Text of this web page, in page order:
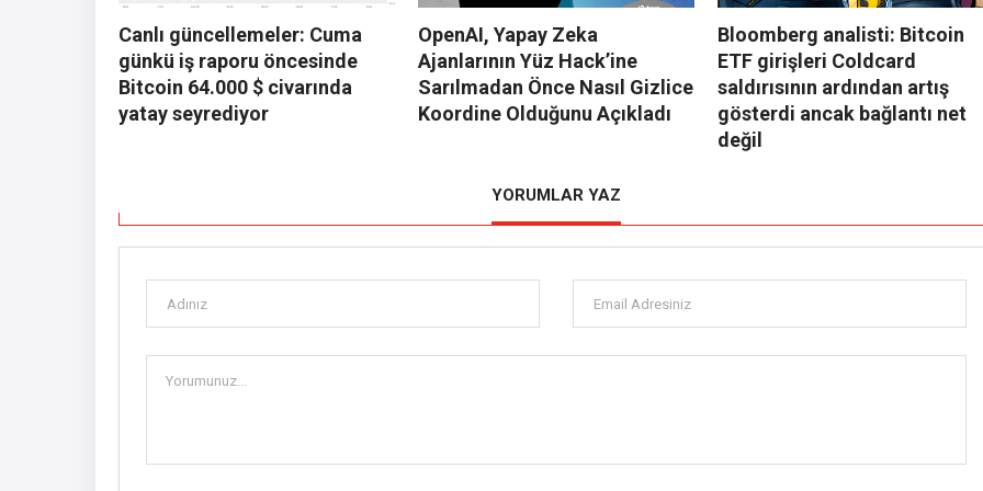
Canlı güncellemeler: Cuma
günkü iş raporu öncesinde
Bitcoin 64.000 $ civarında
yatay seyrediyor
OpenAI, Yapay Zeka
Ajanlarının Yüz Hack’ine
Sarılmadan Önce Nasıl Gizlice
Koordine Olduğunu Açıkladı
Bloomberg analisti: Bitcoin
ETF girişleri Coldcard
saldırısının ardından artış
gösterdi ancak bağlantı net
değil
YORUMLAR YAZ